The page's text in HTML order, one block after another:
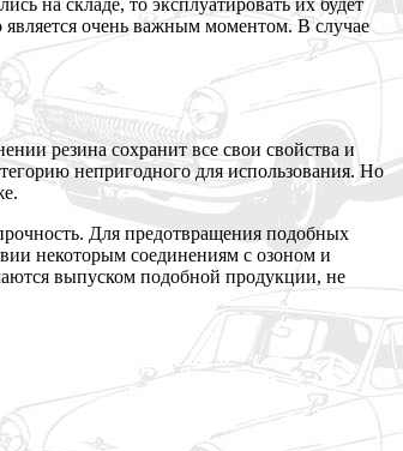
на складе, то эксплуатировать их будет
очень важным моментом. В случае
резина сохранит все свои свойства и
непригодного для использования. Но
Для предотвращения подобных
некоторым соединениям с озоном и
выпуском подобной продукции, не